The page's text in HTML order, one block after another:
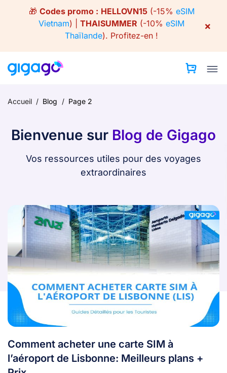
🎁 Codes promo : HELLOVN15(-15% eSIM
Vietnam) | THAISUMMER (-10% eSIM
Thaïlande). Profitez-en !
×
Accueil / Blog / Page 2
Bienvenue sur Blog de Gigago
Vos ressources utiles pour des voyages
extraordinaires
Comment acheter une carte SIM à
l’aéroport de Lisbonne: Meilleurs plans +